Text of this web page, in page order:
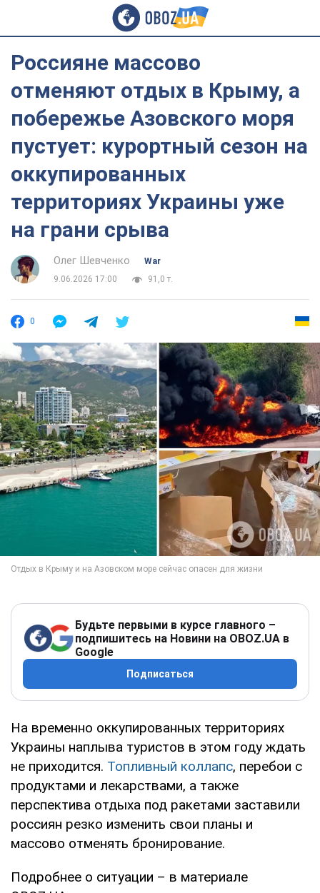
Россияне массово
отменяют отдых в Крыму, а
побережье Азовского моря
пустует: курортный сезон на
оккупированных
территориях Украины уже
на грани срыва
Олег Шевченко
War
9.06.2026 17:00
91,0 т.
0
Будьте первыми в курсе главного –
подпишитесь на Новини на OBOZ.UA в
Google
Подписаться
На временно оккупированных территориях
Украины наплыва туристов в этом году ждать
не приходится. Топливный коллапс, перебои с
продуктами и лекарствами, а также
перспектива отдыха под ракетами заставили
россиян резко изменить свои планы и
массово отменять бронирование.
Подробнее о ситуации – в материале